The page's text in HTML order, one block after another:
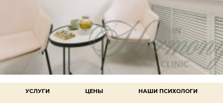
УСЛУГИ ЦЕНЫ НАШИ ПСИХОЛОГИ